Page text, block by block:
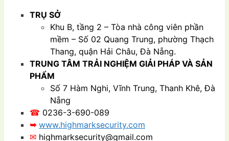
TRỤ SỞ
Khu B, tầng 2 – Tòa nhà công viên phần
mềm – Số 02 Quang Trung, phường Thạch
Thang, quận Hải Châu, Đà Nẵng.
TRUNG TÂM TRẢI NGHIỆM GIẢI PHÁP VÀ SẢN
PHẨM
Số 7 Hàm Nghi, Vĩnh Trung, Thanh Khê, Đà
Nẵng
☎ 0236-3-690-089
➥ www.highmarksecurity.com
✉ highmarksecurity@gmail.com